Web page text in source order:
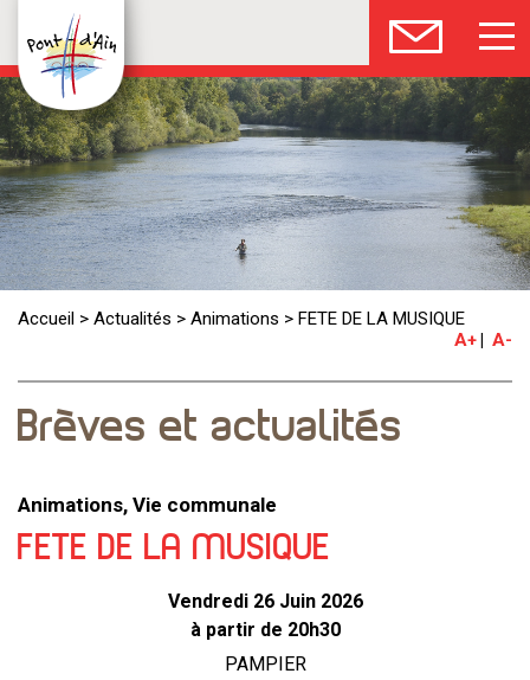
Accueil > Actualités > Animations > FETE DE LA MUSIQUE
A+
A-
Brèves et actualités
Animations, Vie communale
FETE DE LA MUSIQUE
Vendredi 26 Juin 2026
à partir de 20h30
PAMPIER